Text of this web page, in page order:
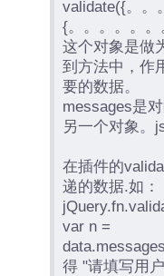
validate({。。
{。。。。。。
这个对象是做
到方法中，作
要的数据。
messages是
另一个对象。
在插件的
递的数据.如：
var n =
得 "请填写用